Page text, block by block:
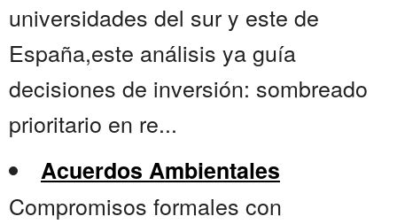
universidades del sur y este de
España,este análisis ya guía
decisiones de inversión: sombreado
prioritario en re...
Acuerdos Ambientales
Compromisos formales con